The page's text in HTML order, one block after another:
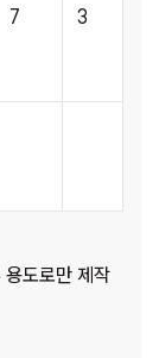
7 3
도로만 제작